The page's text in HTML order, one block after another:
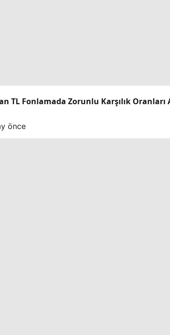
TL Fonlamada Zorunlu Karşılık
önce